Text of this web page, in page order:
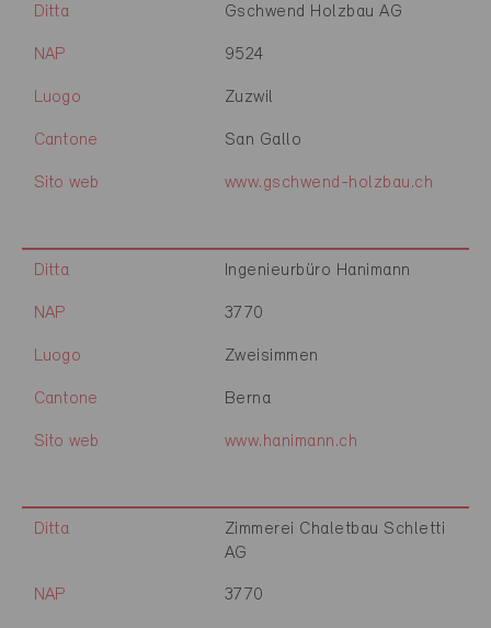
Ditta Gschwend Holzbau AG
NAP 9524
Luogo Zuzwil
Cantone San Gallo
Sito web www.gschwend-holzbau.ch
Ditta Ingenieurbüro Hanimann
NAP 3770
Luogo Zweisimmen
Cantone Berna
Sito web www.hanimann.ch
Ditta
Zimmerei Chaletbau Schletti
AG
NAP 3770